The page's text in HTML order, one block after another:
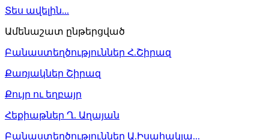
Տես ավելին...
Ամենաշատ ընթերցված
Բանաստեղծություններ Հ.Շիրազ
Քառյակներ Շիրազ
Քույր ու եղբայր
Հեքիաթներ Ղ. Աղայան
Բանաստեղծություններ Ա.Իսահակյա...